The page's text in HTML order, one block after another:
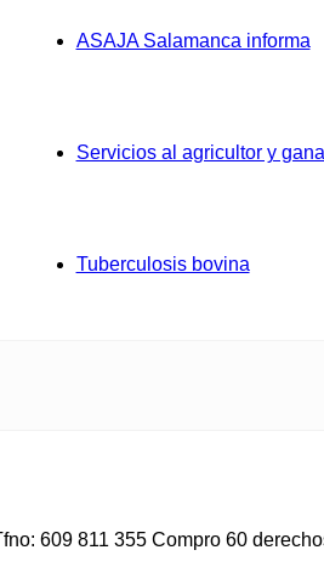
ASAJA Salamanca informa
Servicios al agricultor y
Tuberculosis bovina
609 811 355 Compro 60